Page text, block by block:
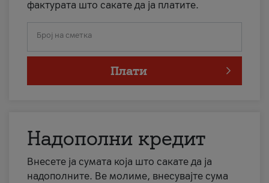
фактурата што сакате да ја платите.
Број на сметка
Плати
Надополни кредит
Внесете ја сумата која што сакате да ја
надополните. Ве молиме, внесувајте сума